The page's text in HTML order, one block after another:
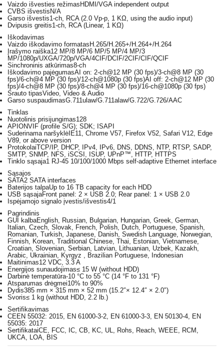
Vaizdo išvesties režimasHDMI/VGA independent output
CVBS išvestisN/A
Garso išvestis1-ch, RCA (2.0 Vp-p, 1 KΩ, using the audio input)
Dvipusis greitis1-ch, RCA (Linear, 1 KΩ)
Iškodavimas
Vaizdo iškodavimo formatasH.265/H.265+/H.264+/H.264
Įrašymo raiška12 MP/8 MP/6 MP/5 MP/4 MP/3
MP/1080p/UXGA/720p/VGA/4CIF/DCIF/2CIF/CIF/QCIF
Sinchroninis atkūrimas8-ch
Iškodavimo pajėgumasAI on: 2-ch@12 MP (30 fps)/3-ch@8 MP (30
fps)/6-ch@4 MP (30 fps)/12-ch@1080p (30 fps)AI off: 2-ch@12 MP (30
fps)/4-ch@8 MP (30 fps)/8-ch@4 MP (30 fps)/16-ch@1080p (30 fps)
Srauto tipasVideo, Video & Audio
Garso suspaudimasG.711ulaw/G.711alaw/G.722/G.726/AAC
Tinklas
Nuotolinis prisijungimas128
APIONVIF (profile S/G); SDK; ISAPI
Suderinama naršyklėIE11, Chrome V57, Firefox V52, Safari V12, Edge
V89, or above version
ProtokolaiTCP/IP, DHCP, IPv4, IPv6, DNS, DDNS, NTP, RTSP, SADP,
SMTP, SNMP, NFS, iSCSI, ISUP, UPnP™, HTTP, HTTPS
Tinklo sąsaja1 RJ-45 10/100/1000 Mbps self-adaptive Ethernet interface
Sąsajos
SATA2 SATA interfaces
Baterijos talpaUp to 16 TB capacity for each HDD
USB sąsajaFront panel: 2 × USB 2.0; Rear panel: 1 × USB 2.0
Ispėjamojo signalo įvestis/išvestis4/1
Pagrindinis
GUI kalbaEnglish, Russian, Bulgarian, Hungarian, Greek, German,
Italian, Czech, Slovak, French, Polish, Dutch, Portuguese, Spanish,
Romanian, Turkish, Japanese, Danish, Swedish Language, Norwegian,
Finnish, Korean, Traditional Chinese, Thai, Estonian, Vietnamese,
Croatian, Slovenian, Serbian, Latvian, Lithuanian, Uzbek, Kazakh,
Arabic, Ukrainian, Kyrgyz , Brazilian Portuguese, Indonesian
Maitinimas12 VDC, 3.3 A
Energijos sunaudojimas≤ 15 W (without HDD)
Darbinė temperatūra-10 °C to 55 °C (14 °F to 131 °F)
Atsparumas drėgmei10% to 90%
Dydis385 mm × 315 mm × 52 mm (15.2″× 12.4″ × 2.0″)
Svoris≤ 1 kg (without HDD, 2.2 lb.)
Sertifikavimas
CEEN 55032: 2015, EN 61000-3-2, EN 61000-3-3, EN 50130-4, EN
55035: 2017
SertifikataiCE, FCC, IC, CB, KC, UL, Rohs, Reach, WEEE, RCM,
UKCA, LOA, BIS